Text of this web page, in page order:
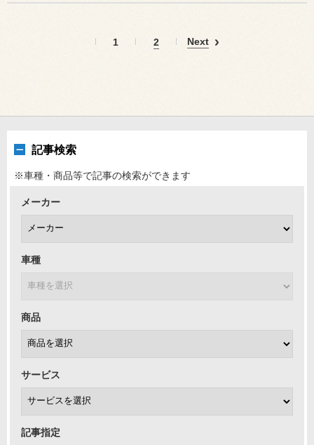
1 2 Next
記事検索
※車種・商品等で記事の検索ができます
メーカー
車種
商品
サービス
記事指定